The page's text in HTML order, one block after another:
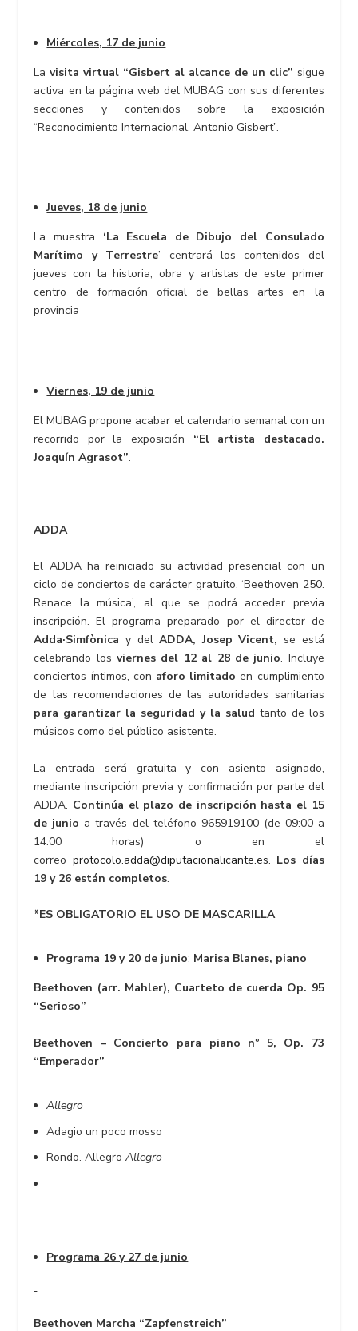
Miércoles, 17 de junio
Lavisita virtual “Gisbert al alcance de un clic” sigue
activa en la página web del MUBAG con sus diferentes
secciones y contenidos sobre la exposición
“Reconocimiento Internacional. Antonio Gisbert”.
Jueves, 18 de junio
La muestra ‘La Escuela de Dibujo del Consulado
Marítimo y Terrestre’ centrará los contenidos del
jueves con la historia, obra y artistas de este primer
centro de formación oficial de bellas artes en la
provincia
Viernes, 19 de junio
El MUBAG propone acabar el calendario semanal con un
recorrido por la exposición “El artista destacado.
Joaquín Agrasot”.
ADDA
El ADDA ha reiniciado su actividad presencial con un
ciclo de conciertos de carácter gratuito, ‘Beethoven 250.
Renace la música’, al que se podrá acceder previa
inscripción. El programa preparado por el director de
Adda·Simfònicay delADDA, Josep Vicent, se está
celebrando los viernes del 12 al 28 de junio. Incluye
conciertos íntimos, con aforo limitado en cumplimiento
de las recomendaciones de las autoridades sanitarias
para garantizar la seguridad y la salud tanto de los
músicos como del público asistente.
La entrada será gratuita y con asiento asignado,
mediante inscripción previa y confirmación por parte del
ADDA. Continúa el plazo de inscripción hasta el 15
de junio a través del teléfono 965919100 (de 09:00 a
14:00 horas) o en el
correo protocolo.adda@diputacionalicante.es. Los días
19 y 26 están completos.
*ES OBLIGATORIO EL USO DE MASCARILLA
Programa 19 y 20 de junio: Marisa Blanes, piano
Beethoven (arr. Mahler), Cuarteto de cuerda Op. 95
“Serioso”
Beethoven – Concierto para piano nº 5, Op. 73
“Emperador”
Allegro
Adagio un poco mosso
Rondo. AllegroAllegro
Programa 26 y 27 de junio
Beethoven Marcha “Zapfenstreich”